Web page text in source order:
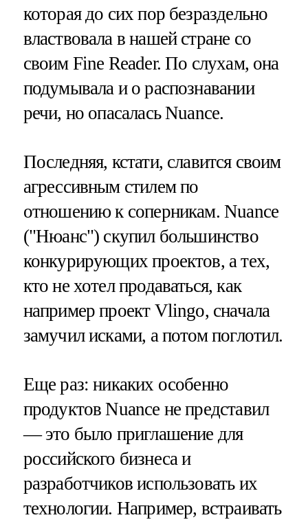
которая до сих пор безраздельно
властвовала в нашей стране со
своим Fine Reader. По слухам, она
подумывала и о распознавании
речи, но опасалась Nuance.
Последняя, кстати, славится своим
агрессивным стилем по
отношению к соперникам. Nuance
("Нюанс") скупил большинство
конкурирующих проектов, а тех,
кто не хотел продаваться, как
например проект Vlingo, сначала
замучил исками, а потом поглотил.
Еще раз: никаких особенно
продуктов Nuance не представил
— это было приглашение для
российского бизнеса и
разработчиков использовать их
технологии. Например, встраивать